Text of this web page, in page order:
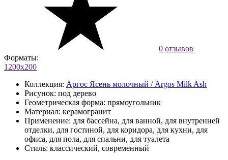
0 отзывов
Форматы:
1200x200
Коллекция: Аргос Ясень молочный / Argos Milk Ash
Рисунок: под дерево
Геометрическая форма: прямоугольник
Материал: керамогранит
Применение: для бассейна, для ванной, для внутренней
отделки, для гостиной, для коридора, для кухни, для
офиса, для пола, для спальни, для туалета
Стиль: классический, современный